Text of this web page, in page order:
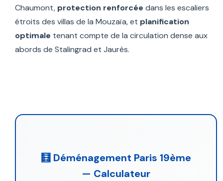
Chaumont, protection renforcée dans les escaliers
étroits des villas de la Mouzaïa, et planification
optimale tenant compte de la circulation dense aux
abords de Stalingrad et Jaurès.
🧮 Déménagement Paris 19ème
— Calculateur